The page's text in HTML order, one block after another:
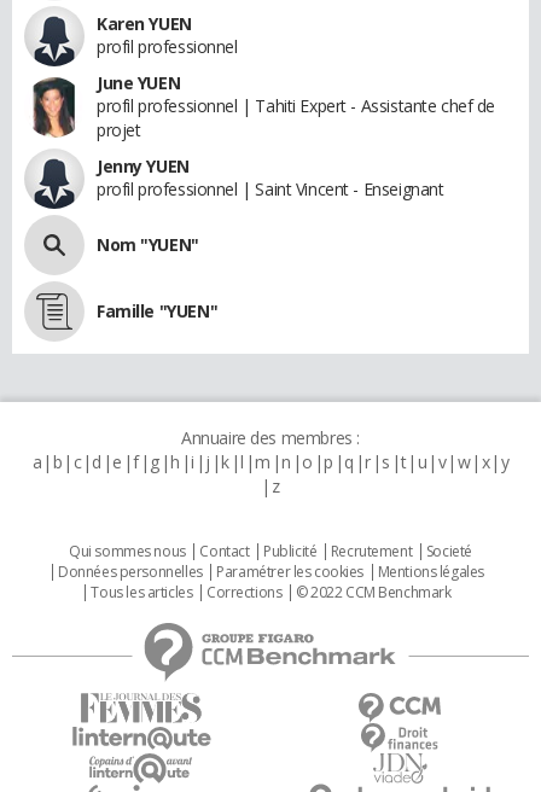
Karen YUEN
profil professionnel
June YUEN
profil professionnel | Tahiti Expert - Assistante chef de
projet
Jenny YUEN
profil professionnel | Saint Vincent - Enseignant
Nom "YUEN"
Famille "YUEN"
Annuaire des membres :
a b c d e f g h i j k l m n o p q r s t u v w x y
z
Qui sommes nous Contact Publicité Recrutement
Societé
Données personnelles
Paramétrer les cookies
Mentions légales
Tous les articles
Corrections © 2022 CCM Benchmark